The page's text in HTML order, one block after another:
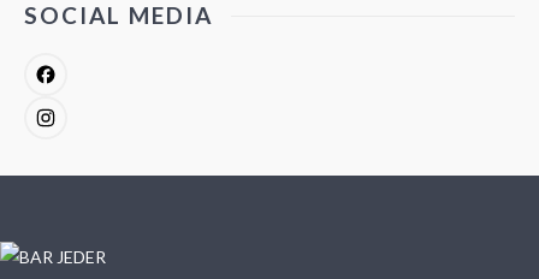
SOCIAL MEDIA
Facebook
Instagram